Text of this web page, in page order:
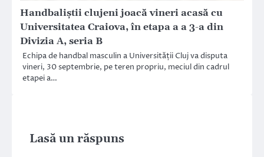
Handbaliștii clujeni joacă vineri acasă cu
Universitatea Craiova, în etapa a a 3-a din
Divizia A, seria B
Echipa de handbal masculin a Universității Cluj va disputa
vineri, 30 septembrie, pe teren propriu, meciul din cadrul
etapei a…
Lasă un răspuns